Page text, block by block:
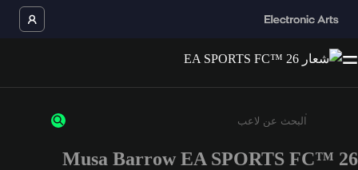
أدخل 3 أحرف أو أرقام على الأقل
Musa Barrow EA SPORTS FC™ 26